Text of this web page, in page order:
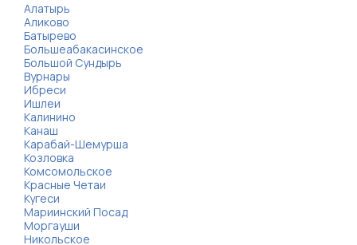
Алатырь
Аликово
Батырево
Большеабакасинское
Большой Сундырь
Вурнары
Ибреси
Ишлеи
Калинино
Канаш
Карабай-Шемурша
Козловка
Комсомольское
Красные Четаи
Кугеси
Мариинский Посад
Моргауши
Никольское